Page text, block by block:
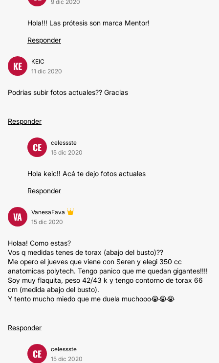
9 dic 2020
Hola!!! Las prótesis son marca Mentor!
Responder
KE
KEIC
11 dic 2020
Podrias subir fotos actuales?? Gracias
Responder
CE
celessste
15 dic 2020
Hola keic!! Acá te dejo fotos actuales
Responder
VA
VanesaFava
15 dic 2020
Holaa! Como estas?
Vos q medidas tenes de torax (abajo del busto)??
Me opero el jueves que viene con Seren y elegi 350 cc
anatomicas polytech. Tengo panico que me quedan gigantes!!!!
Soy muy flaquita, peso 42/43 k y tengo contorno de torax 66
cm (medida abajo del busto).
Y tento mucho miedo que me duela muchooo😭😭😭
Responder
CE
celessste
15 dic 2020